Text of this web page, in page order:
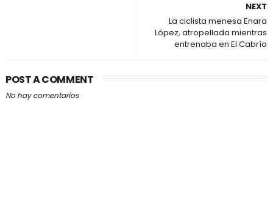
NEXT
La ciclista menesa Enara
López, atropellada mientras
entrenaba en El Cabrío
POST A COMMENT
No hay comentarios